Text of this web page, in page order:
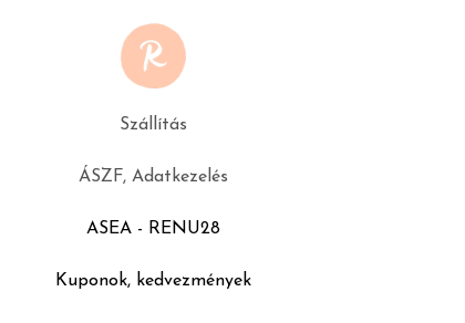
Szállítás
ÁSZF, Adatkezelés
ASEA - RENU28
Kuponok, kedvezmények